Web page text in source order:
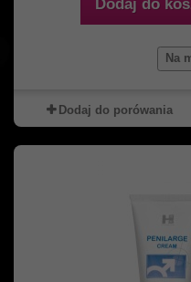
Dodaj do
Na
Dodaj do porówania